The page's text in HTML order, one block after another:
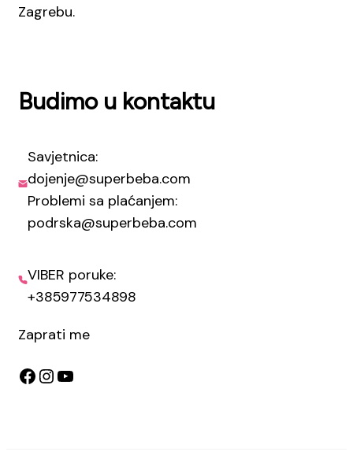
Zagrebu.
Budimo u kontaktu
Savjetnica:
dojenje@superbeba.com
Problemi sa plaćanjem:
podrska@superbeba.com
VIBER poruke:
+385977534898
Zaprati me
Facebook
Instagram
YouTube